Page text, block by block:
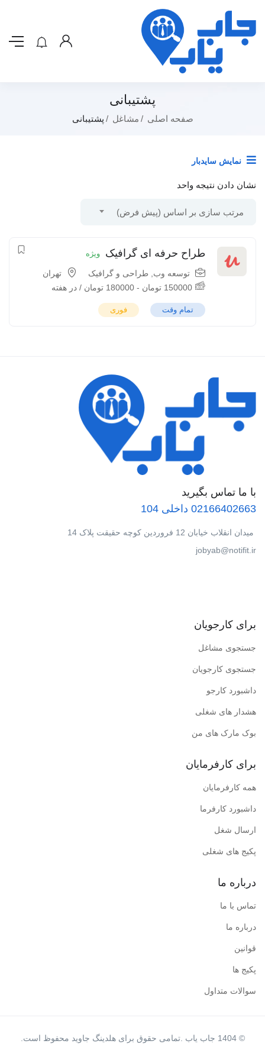
پشتیبانی
صفحه اصلی مشاغل پشتیبانی
نمایش سایدبار
نشان دادن نتیجه واحد
مرتب سازی بر اساس (پیش فرض)
طراح حرفه ای گرافیک ویژه
توسعه وب, طراحی و گرافیک
تهران
150000 تومان -
180000 تومان / در هفته
تمام وقت فوری
با ما تماس بگیرید
02166402663 داخلی 104
jobyab@notifit.ir
برای کارجویان
جستجوی مشاغل
جستجوی کارجویان
داشبورد کارجو
هشدار های شغلی
بوک مارک های من
برای کارفرمایان
همه کارفرمایان
داشبورد کارفرما
ارسال شغل
پکیج های شغلی
درباره ما
تماس با ما
درباره ما
قوانین
پکیج ها
سوالات متداول
© 1404 جاب یاب .تمامی حقوق برای هلدینگ جاوید محفوظ است.